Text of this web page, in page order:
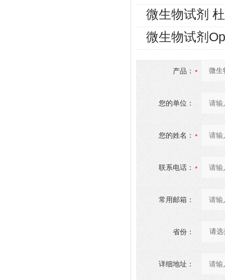
微生物试剂
微生物试剂
产品：
您的单位：
您的姓名：
联系电话：
常用邮箱：
省份：
详细地址：